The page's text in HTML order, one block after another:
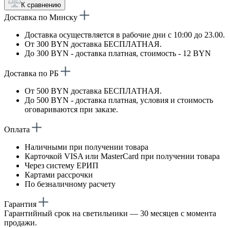
К сравнению
Доставка по Минску
Доставка осуществляется в рабочие дни с 10:00 до 23.00.
От 300 BYN доставка БЕСПЛАТНАЯ.
До 300 BYN - доставка платная, стоимость - 12 BYN
Доставка по РБ
От 500 BYN доставка БЕСПЛАТНАЯ.
До 500 BYN - доставка платная, условия и стоимость
оговариваются при заказе.
Оплата
Наличными при получении товара
Карточкой VISA или MasterCard при получении товара
Через систему ЕРИП
Картами рассрочки
По безналичному расчету
Гарантия
Гарантийный срок на светильники — 30 месяцев с момента
продажи.